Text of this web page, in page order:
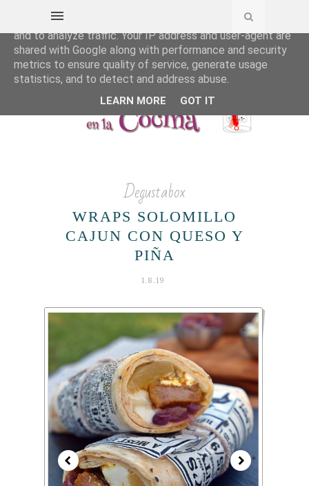
Degustabox
WRAPS SOLOMILLO
CAJUN CON QUESO Y
PIÑA
1.8.19
This site uses cookies from Google to deliver its services
and to analyze traffic. Your IP address and user-agent are
shared with Google along with performance and security
metrics to ensure quality of service, generate usage
statistics, and to detect and address abuse.
LEARN MORE GOT IT